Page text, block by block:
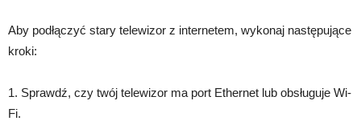
Aby podłączyć stary telewizor z internetem, wykonaj następujące
kroki:
1. Sprawdź, czy twój telewizor ma port Ethernet lub obsługuje Wi-
Fi.